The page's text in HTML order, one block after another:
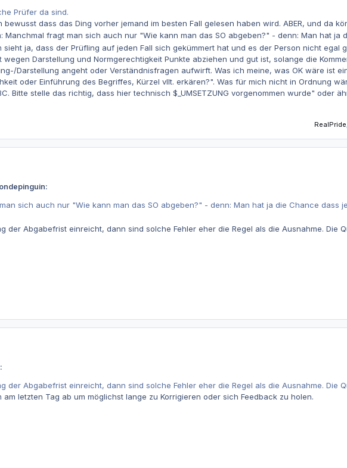
Prüfer da sind.
bewusst dass das Ding vorher jemand im besten Fall gelesen haben wird. ABER, und da
Manchmal fragt man sich auch nur "Wie kann man das SO abgeben?" - denn: Man hat ja
sieht ja, dass der Prüfling auf jeden Fall sich gekümmert hat und es der Person nicht egal
Darstellung und Normgerechtigkeit Punkte abziehen und gut ist, solange die
Darstellung angeht oder Verständnisfragen aufwirft. Was ich meine, was OK wäre ist
oder Einführung des Begriffes, Kürzel vllt. erkären?". Was für mich nicht in Ordnung
Bitte stelle das richtig, dass hier technisch $_UMSETZUNG vorgenommen wurde" oder
RealPride
sich auch nur "Wie kann man das SO abgeben?" - denn: Man hat ja die Chance dass
der Abgabefrist einreicht, dann sind solche Fehler eher die Regel als die Ausnahme. Die
der Abgabefrist einreicht, dann sind solche Fehler eher die Regel als die Ausnahme. Die
letzten Tag ab um möglichst lange zu Korrigieren oder sich Feedback zu holen.